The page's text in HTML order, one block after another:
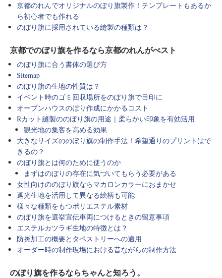
京都のれんでオリジナルのぼり旗製作！テンプレートもあるか
ら初心者でも作れる
のぼり旗に採用されている縫製の種類は？
京都でのぼり旗を作るなら京都のれんがべスト
のぼり旗に合う書体の選び方
Sitemap
のぼり旗の生地の性質は？
イベント時のゴミ回収場所をのぼり旗で目印に
オープンハウスのぼり作成にかかるコスト
Rカット縫製ののぼり旗の用途｜柔らかい印象を有効活用
観光地の集客を高める効果
大きなサイズののぼり旗の制作手法！希望通りのプリントはで
きるの？
のぼり旗とは何のために使うのか
まずはのぼりの存在に気づいてもらう必要がある
女性向けののぼり旗ならマカロンカラーにおまかせ
遮光生地を活用して異なる絵柄も可能
様々な種類をもつポリエステル素材
のぼり旗を選挙宣伝車両につけるときの留意事項
エステルカツラギ生地の特徴とは？
防炎加工の概要とタペストリーへの適用
オーダー時の制作現場における昔ながらの制作方法
のぼり旗を作るならちゃんと知ろう。